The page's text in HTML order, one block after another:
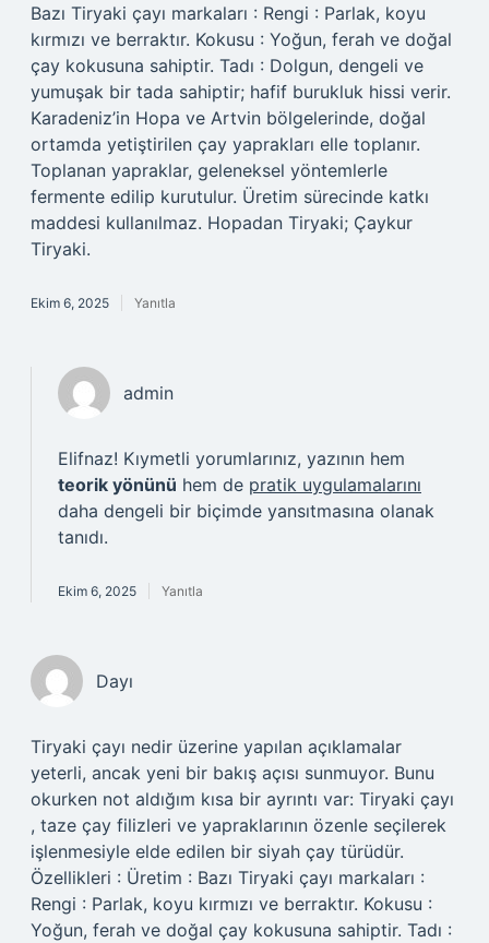
Bazı Tiryaki çayı markaları : Rengi : Parlak, koyu
kırmızı ve berraktır. Kokusu : Yoğun, ferah ve doğal
çay kokusuna sahiptir. Tadı : Dolgun, dengeli ve
yumuşak bir tada sahiptir; hafif burukluk hissi verir.
Karadeniz’in Hopa ve Artvin bölgelerinde, doğal
ortamda yetiştirilen çay yaprakları elle toplanır.
Toplanan yapraklar, geleneksel yöntemlerle
fermente edilip kurutulur. Üretim sürecinde katkı
maddesi kullanılmaz. Hopadan Tiryaki; Çaykur
Tiryaki.
Ekim 6, 2025 Yanıtla
admin
Elifnaz! Kıymetli yorumlarınız, yazının hem
teorik yönünü hem de pratik uygulamalarını
daha dengeli bir biçimde yansıtmasına olanak
tanıdı.
Ekim 6, 2025 Yanıtla
Dayı
Tiryaki çayı nedir üzerine yapılan açıklamalar
yeterli, ancak yeni bir bakış açısı sunmuyor. Bunu
okurken not aldığım kısa bir ayrıntı var: Tiryaki çayı
, taze çay filizleri ve yapraklarının özenle seçilerek
işlenmesiyle elde edilen bir siyah çay türüdür.
Özellikleri : Üretim : Bazı Tiryaki çayı markaları :
Rengi : Parlak, koyu kırmızı ve berraktır. Kokusu :
Yoğun, ferah ve doğal çay kokusuna sahiptir. Tadı :